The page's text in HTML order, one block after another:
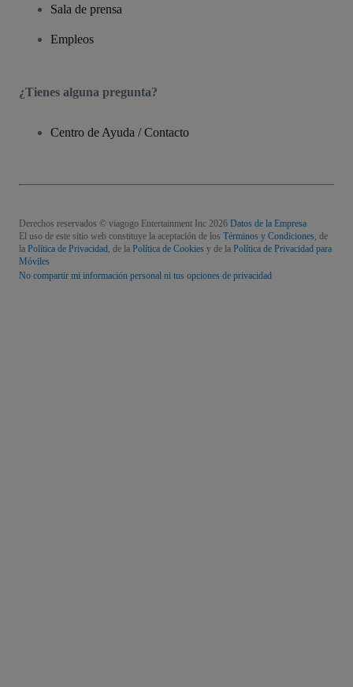
Sala de prensa
Empleos
¿Tienes alguna pregunta?
Centro de Ayuda / Contacto
Derechos reservados © viagogo Entertainment Inc 2026 Datos de la Empresa
El uso de este sitio web constituye la aceptación de los Términos y Condiciones, de
la Política de Privacidad, de la Política de Cookies y de la Política de Privacidad para
Móviles
No compartir mi información personal ni tus opciones de privacidad